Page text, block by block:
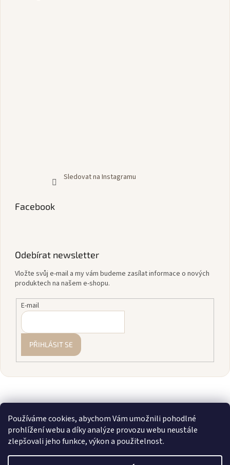
Používáme cookies, abychom Vám umožnili pohodlné
prohlížení webu a díky analýze provozu webu neustále
zlepšovali jeho funkce, výkon a použitelnost.
Sledovat na Instagramu
Facebook
Odebírat newsletter
Vložte svůj e-mail a my vám budeme zasílat informace o nových
produktech na našem e-shopu.
E-mail
PŘIHLÁSIT SE
Vytvořil Shoptet